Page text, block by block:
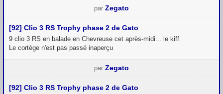
par Zegato
[92] Clio 3 RS Trophy phase 2 de Gato
9 clio 3 RS en balade en Chevreuse cet après-midi... le kiff
Le cortège n'est pas passé inaperçu
par Zegato
[92] Clio 3 RS Trophy phase 2 de Gato